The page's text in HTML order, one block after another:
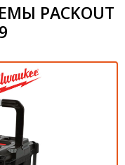
PACKOUT